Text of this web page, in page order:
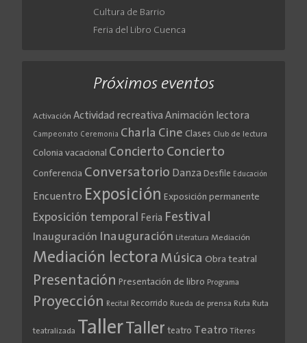
Cultura de Barrio
Feria del Libro Cuenca
Próximos eventos
Activación Actividad recreativa Animación lectora
Campeonato Ceremonia Charla Cine Clases Club de lectura
Colonia vacacional Concierto Concierto
Conferencia Conversatorio Danza Desfile Educación
Encuentro Exposición Exposición permanente
Exposición temporal Feria Festival
Inauguración Inauguración Literatura Mediación
Mediación lectora Música Obra teatral
Presentación Presentación de libro Programa
Proyección Recital Recorrido Rueda de prensa Ruta Ruta
teatralizada TallerTaller teatro Teatro Títeres